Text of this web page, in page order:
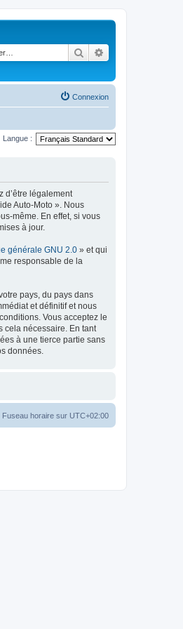
Rechercher
Connexion
Langue :
d’être légalement
Auto-Moto ». Nous
même. En effet, si vous
à jour.
générale GNU 2.0 » et qui
responsable de la
pays, du pays dans
et définitif et nous
Vous acceptez le
cela nécessaire. En tant
à une tierce partie sans
données.
Fuseau horaire sur UTC+02:00